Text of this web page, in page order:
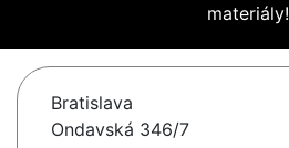
materiály!
Bratislava
Ondavská 346/7